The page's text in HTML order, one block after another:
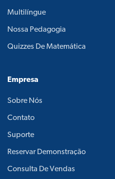
Multilíngue
Nossa Pedagogia
Quizzes De Matemática
Empresa
Sobre Nós
Contato
Suporte
Reservar Demonstração
Consulta De Vendas